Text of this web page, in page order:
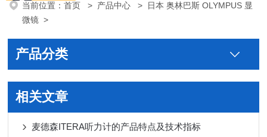
当前位置：首页 > 产品中心 > 日本 奥林巴斯 OLYMPUS 显
微镜 >
产品分类
相关文章
麦德森ITERA听力计的产品特点及技术指标